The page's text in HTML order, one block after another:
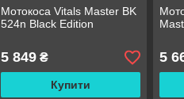
Мотокоса Vitals Master BK
524n Black Edition
5 849₴
Купити
5